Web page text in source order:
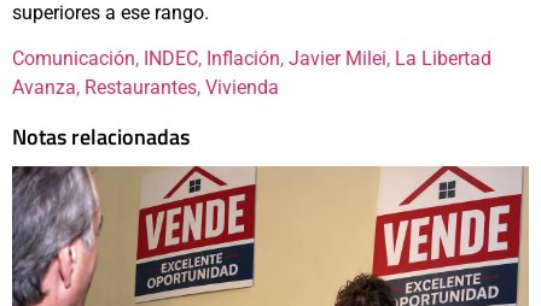
superiores a ese rango.
Comunicación, INDEC, Inflación, Javier Milei, La Libertad
Avanza, Restaurantes, Vivienda
Notas relacionadas